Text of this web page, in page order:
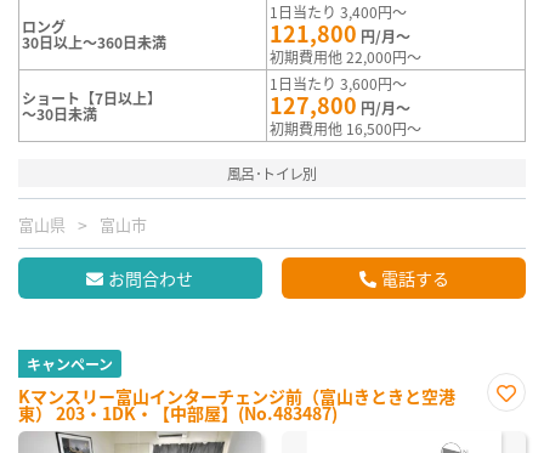
ロング
30日以上～360日未満
1日当たり 3,400円～
121,800 円/月～
初期費用他 22,000円～
ショート【7日以上】
～30日未満
1日当たり 3,600円～
127,800 円/月～
初期費用他 16,500円～
風呂･トイレ別
富山県 富山市
お問合わせ 電話する
キャンペーン
Kマンスリー富山インターチェンジ前（富山きときと空港
東） 203・1DK・【中部屋】(No.483487)
に入